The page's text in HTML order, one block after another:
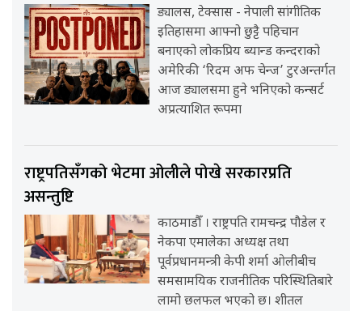
ड्यालस, टेक्सास - नेपाली सांगीतिक
इतिहासमा आफ्नो छुट्टै पहिचान
बनाएको लोकप्रिय ब्यान्ड कन्दराको
अमेरिकी ‘रिदम अफ चेन्ज’ टुरअन्तर्गत
आज ड्यालसमा हुने भनिएको कन्सर्ट
अप्रत्याशित रूपमा
राष्ट्रपतिसँगको भेटमा ओलीले पोखे सरकारप्रति
असन्तुष्टि
काठमाडौँ । राष्ट्रपति रामचन्द्र पौडेल र
नेकपा एमालेका अध्यक्ष तथा
पूर्वप्रधानमन्त्री केपी शर्मा ओलीबीच
समसामयिक राजनीतिक परिस्थितिबारे
लामो छलफल भएको छ। शीतल